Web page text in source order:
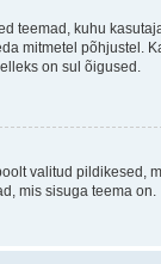
teemad, kuhu
mitmetel põhjustel.
on sul õigused.
valitud pildikesed,
mis sisuga teema on.